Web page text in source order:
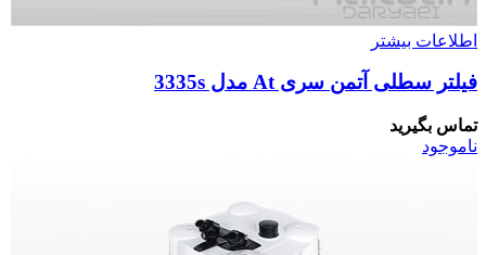
اطلاعات بیشتر
فیلتر سطلی آتمن سری At مدل 3335s
تماس بگیرید
ناموجود